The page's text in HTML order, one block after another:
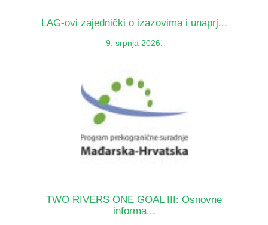
LAG-ovi zajednički o izazovima i unaprj...
9. srpnja 2026.
TWO RIVERS ONE GOAL III: Osnovne
informa...